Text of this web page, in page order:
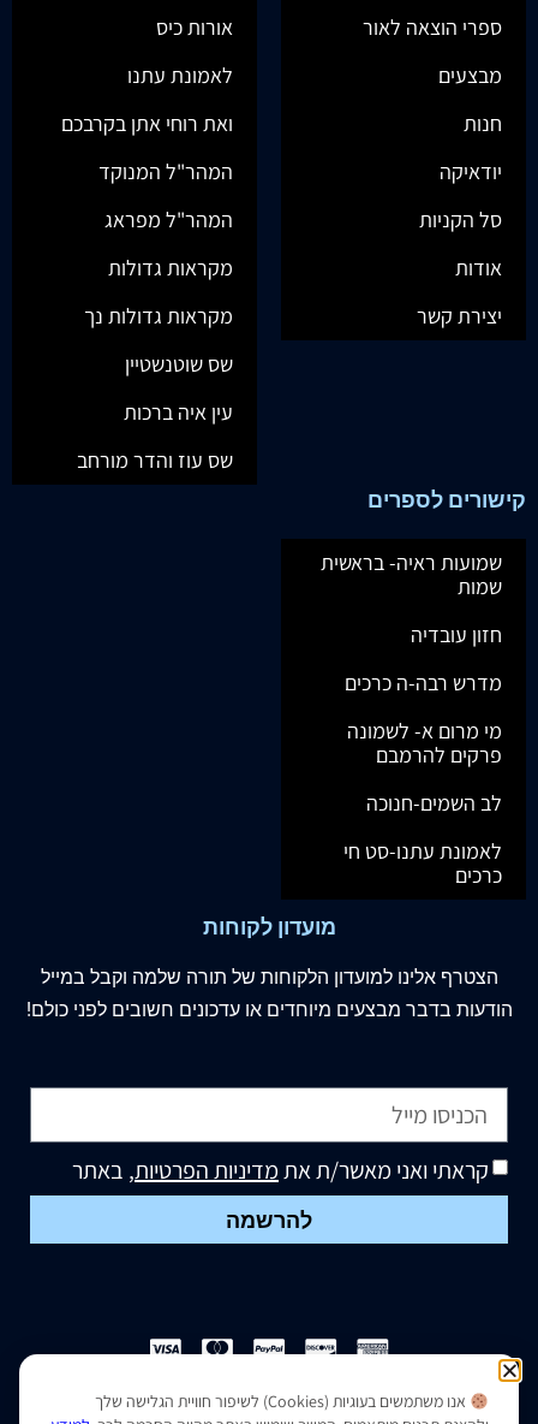
ספרי הוצאה לאור
מבצעים
חנות
יודאיקה
סל הקניות
אודות
יצירת קשר
אורות כיס
לאמונת עתנו
ואת רוחי אתן בקרבכם
המהר"ל המנוקד
המהר"ל מפראג
מקראות גדולות
מקראות גדולות נך
שס שוטנשטיין
עין איה ברכות
שס עוז והדר מורחב
קישורים לספרים
שמועות ראיה- בראשית
שמות
חזון עובדיה
מדרש רבה-ה כרכים
מי מרום א- לשמונה
פרקים להרמבם
לב השמים-חנוכה
לאמונת עתנו-סט חי
כרכים
מועדון לקוחות
הצטרף אלינו למועדון הלקוחות של תורה שלמה וקבל במייל
הודעות בדבר מבצעים מיוחדים או עדכונים חשובים לפני כולם!
קראתי ואני מאשר/ת אתמדיניות הפרטיות, באתר
להרשמה
הצהרת נגישות|מדיניות פרטיות
אנו משתמשים בעוגיות (Cookies) לשיפור חוויית הגלישה שלך